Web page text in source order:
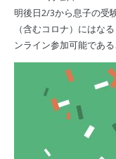
明後日2/3から息子の受
（含むコロナ）にはな
ンライン参加可能であ